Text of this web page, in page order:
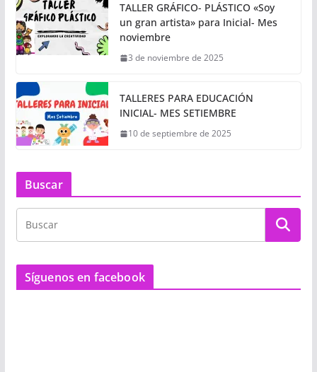
TALLER GRÁFICO- PLÁSTICO «Soy
un gran artista» para Inicial- Mes
noviembre
3 de noviembre de 2025
TALLERES PARA EDUCACIÓN
INICIAL- MES SETIEMBRE
10 de septiembre de 2025
Buscar
Síguenos en facebook